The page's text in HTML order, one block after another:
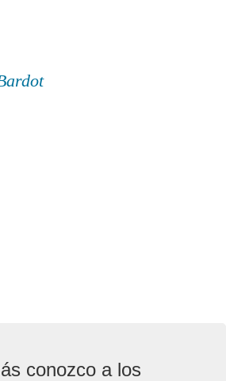
conozco a los